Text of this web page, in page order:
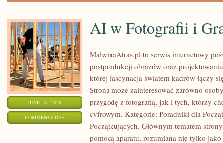
JUNE - 6 - 2026
COMMENTS OFFON
AI w Fotografii i
MalwinaAtras.pl to serwis internetowy
postprodukcji obrazów oraz
której fascynacja światem kadrów łączy
Strona może zainteresować zarówno
przygodę z fotografią, jak i tych, którzy
cyfrowym. Kategorie: Poradniki dla
Początkujących. Głównym tematem
pomocą aparatu, rozumiana nie tylko